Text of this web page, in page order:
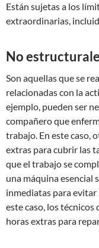
Están sujetas a los
extraordinarias,
No
Son aquellas que se
relacionadas con la
ejemplo, pueden ser
compañero que
trabajo. En este caso,
extras para cubrir las
que el trabajo se
una máquina esencial
inmediatas para
este caso, los
horas extras para